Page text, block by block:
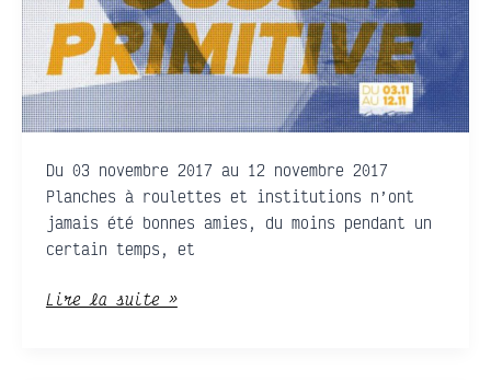
Du 03 novembre 2017 au 12 novembre 2017
Planches à roulettes et institutions n’ont
jamais été bonnes amies, du moins pendant un
certain temps, et
Primitive
Lire la suite »